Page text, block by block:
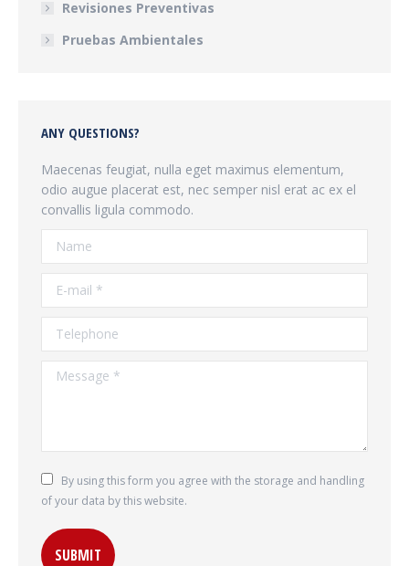
Revisiones Preventivas
Pruebas Ambientales
ANY QUESTIONS?
Maecenas feugiat, nulla eget maximus elementum,
odio augue placerat est, nec semper nisl erat ac ex el
convallis ligula commodo.
Name
E-mail *
Telephone
Message *
By using this form you agree with the storage and handling
of your data by this website.
SUBMIT